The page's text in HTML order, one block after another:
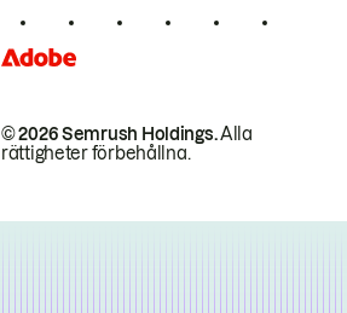
© 2026 Semrush Holdings.Alla
rättigheter förbehållna.